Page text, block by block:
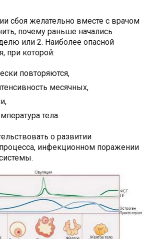
сбоя желательно вместе с врачом
почему раньше начались
или 2. Наиболее опасной
при которой:
повторяются,
месячных,
тела.
о развитии
инфекционном поражении